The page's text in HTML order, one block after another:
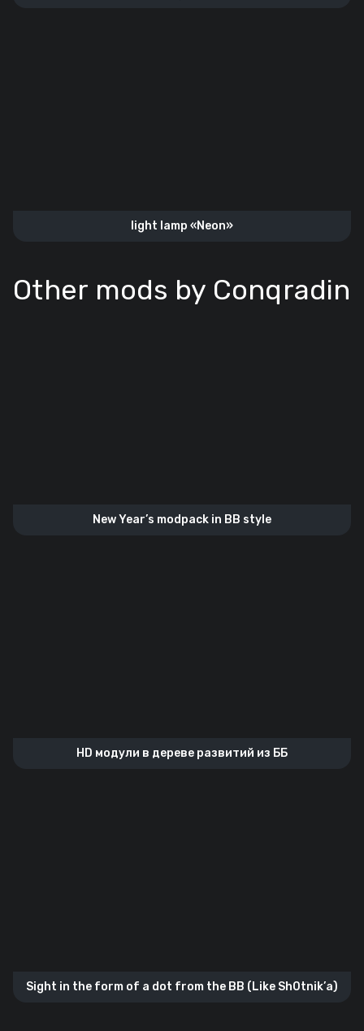
light lamp «Neon»
Other mods by Conqradin
New Year’s modpack in BB style
HD модули в дереве развитий из ББ
Sight in the form of a dot from the BB (Like Sh0tnik’а)